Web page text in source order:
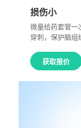
损伤小
微量给药套管一
穿刺，保护脑组
获取报价